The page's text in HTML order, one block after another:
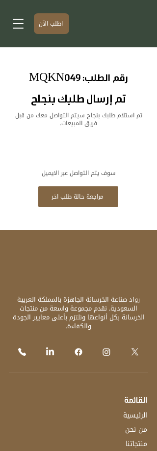
اطلب الآن
رقم الطلب: MQKN049
تم إرسال طلبك بنجاح
تم استلام طلبك بنجاح سيتم التواصل معك من قبل
فريق المبيعات.
سوف يتم التواصل عبر الايميل
مراجعة حالة طلب اخر
رواد صناعة الخرسانة الجاهزة بالمملكة العربية
السعودية. نقدم مجموعة واسعة من منتجات
الخرسانة بكل أنواعها ونلتزم بأعلى معايير الجودة
والكفاءة.
القائمة
الرئيسية
من نحن
منتجاتنا